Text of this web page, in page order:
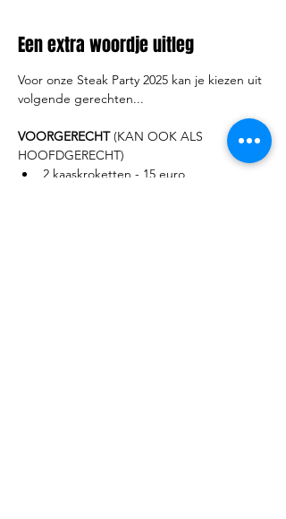
Een extra woordje uitleg
Voor onze Steak Party 2025 kan je kiezen uit
volgende gerechten...
VOORGERECHT (KAN OOK ALS
HOOFDGERECHT)
2 kaaskroketten - 15 euro